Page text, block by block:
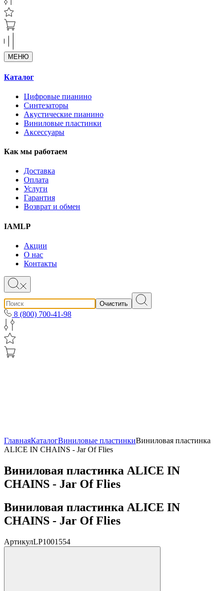
МЕНЮ
Каталог
Цифровые пианино
Синтезаторы
Акустические пианино
Виниловые пластинки
Аксессуары
Как мы работаем
Доставка
Оплата
Услуги
Гарантия
Возврат и обмен
IAMLP
Акции
О нас
Контакты
Очистить
8 (800) 700-41-98
ГлавнаяКаталогВиниловые пластинкиВиниловая пластинка
ALICE IN CHAINS - Jar Of Flies
Виниловая пластинка ALICE IN
CHAINS - Jar Of Flies
Виниловая пластинка ALICE IN
CHAINS - Jar Of Flies
АртикулLP1001554